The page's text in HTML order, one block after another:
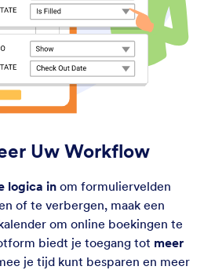
Uw Workflow
logica in om formuliervelden
of te verbergen, maak een
om online boekingen te
biedt je toegang tot meer
je tijd kunt besparen en meer